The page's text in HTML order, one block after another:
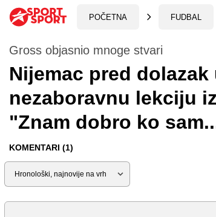
POČETNA FUDBAL
Gross objasnio mnoge stvari
Nijemac pred
nezaboravnu lekciju
"Znam dobro ko
KOMENTARI (1)
Sortiraj